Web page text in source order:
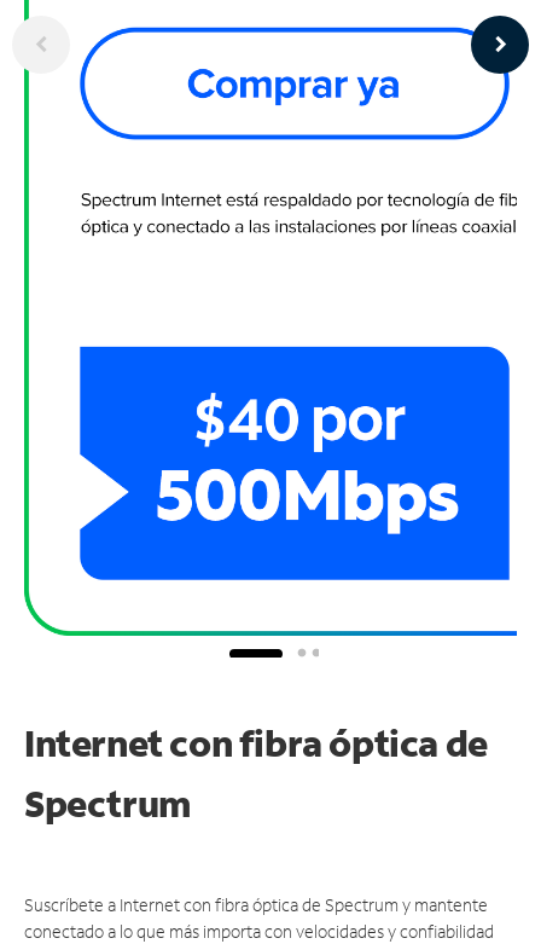
Internet con fibra óptica de
Spectrum
Suscríbete a Internet con fibra óptica de Spectrum y mantente
conectado a lo que más importa con velocidades y confiabilidad